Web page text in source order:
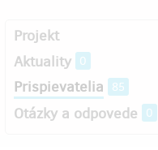
Projekt
Aktuality 0
Prispievatelia 85
Otázky a odpovede 0